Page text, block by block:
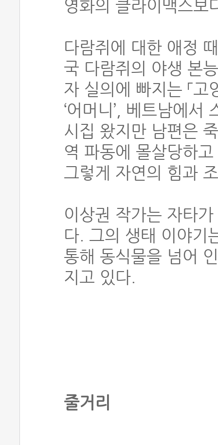
영화의 클라이맥스보
다람쥐에 대한 애정
국 다람쥐의 야생 본
자 실의에 빠지는 「고
‘어머니’, 베트남에
시집 왔지만 남편은
역 파동에 몰살당하고
그렇게 자연의 힘과
이상권 작가는 자타
다. 그의 생태 이야기
통해 동식물을 넘어
지고 있다.
줄거리